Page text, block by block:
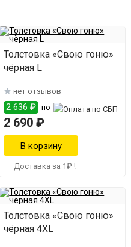
Толстовка «Свою гоню»
чёрная L
нет отзывов
2 636 ₽ по
2 690 ₽
Доставка за 1₽ !
Толстовка «Свою гоню»
чёрная 4XL